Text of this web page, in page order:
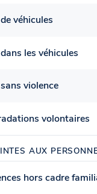
véhicules
les véhicules
violence
volontaires
AUX
hors cadre